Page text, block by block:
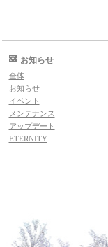
お知らせ
全体
お知らせ
イベント
メンテナンス
アップデート
ETERNITY